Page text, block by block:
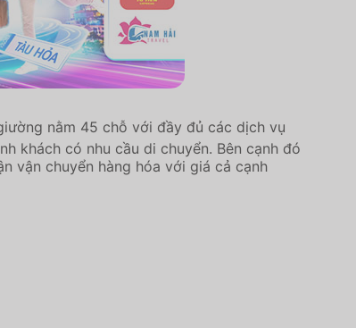
nằm 45 chỗ với đầy đủ các dịch vụ
khách có nhu cầu di chuyển. Bên cạnh đó
vận chuyển hàng hóa với giá cả cạnh